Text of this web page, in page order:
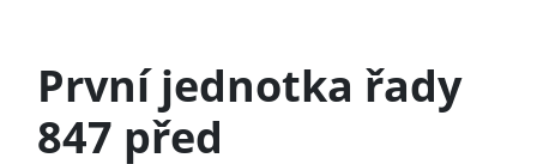
První jednotka řady
847 před